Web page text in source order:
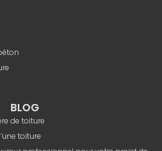
BLOG
de toiture
toiture